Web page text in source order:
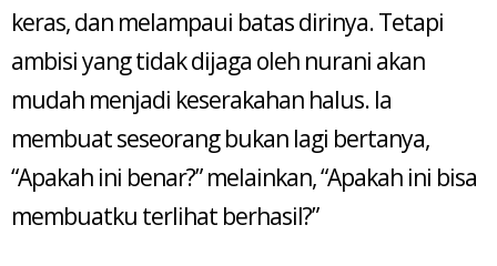
keras, dan melampaui batas dirinya. Tetapi
ambisi yang tidak dijaga oleh nurani akan
mudah menjadi keserakahan halus. Ia
membuat seseorang bukan lagi bertanya,
“Apakah ini benar?” melainkan, “Apakah ini bisa
membuatku terlihat berhasil?”